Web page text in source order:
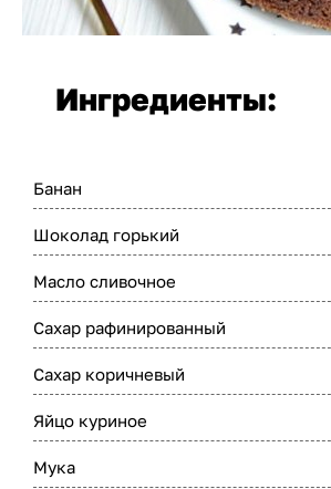
Ингредиенты:
Банан
Шоколад горький
Масло сливочное
Сахар рафинированный
Сахар коричневый
Яйцо куриное
Мука